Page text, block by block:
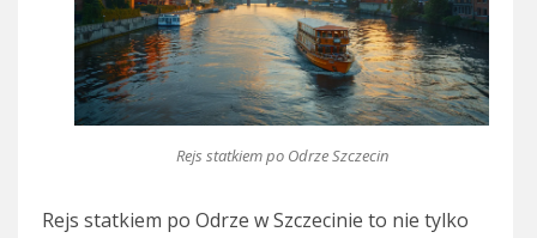
Rejs statkiem po Odrze Szczecin
Rejs statkiem po Odrze w Szczecinie to nie tylko